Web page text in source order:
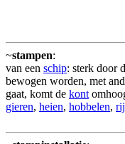
~stampen:
van een schip: sterk door
bewogen worden, met
gaat, komt de kont
gieren, heien, hobbelen,